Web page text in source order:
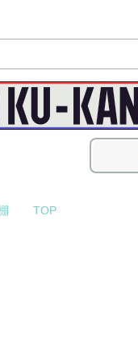
TOP